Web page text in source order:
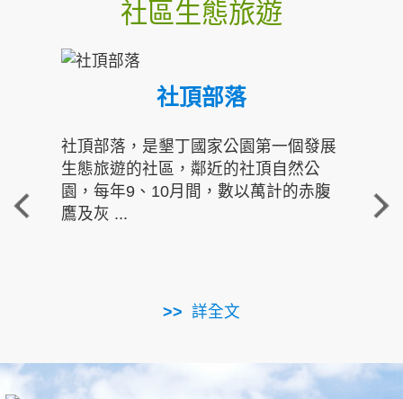
社區生態旅遊
社頂部落
社頂部落，是墾丁國家公園第一個發展
生態旅遊的社區，鄰近的社頂自然公
園，每年9、10月間，數以萬計的赤腹
鷹及灰 ...
詳全文
重
走進